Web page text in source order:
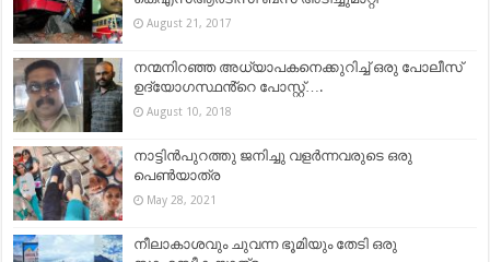
August 21, 2017
നന്മനിറഞ്ഞ അധ്യാപകനെക്കുറിച്ച് ഒരു പോലീസ്
ഉദ്യോഗസ്ഥൻ്റെ പോസ്റ്റ്….
August 10, 2018
നാട്ടിൻപുറത്തു ജനിച്ചു വളർന്നവരുടെ ഒരു
പെൺയാത്ര
May 28, 2021
നീലാകാശവും ചുവന്ന ഭൂമിയും തേടി ഒരു